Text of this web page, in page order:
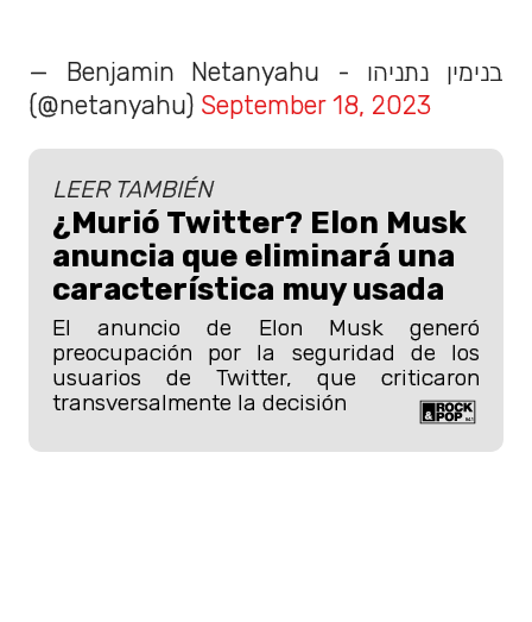
— Benjamin Netanyahu - בנימין נתניהו
(@netanyahu) September 18, 2023
LEER TAMBIÉN
¿Murió Twitter? Elon Musk
anuncia que eliminará una
característica muy usada
El anuncio de Elon Musk generó
preocupación por la seguridad de los
usuarios de Twitter, que criticaron
transversalmente la decisión